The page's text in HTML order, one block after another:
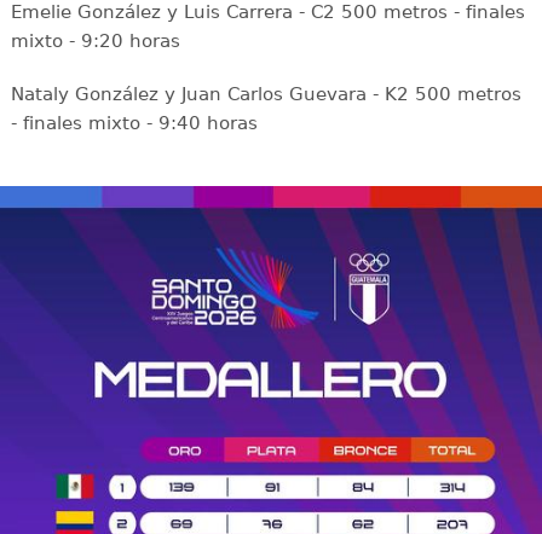
Emelie González y Luis Carrera - C2 500 metros - finales
mixto - 9:20 horas
Nataly González y Juan Carlos Guevara - K2 500 metros
- finales mixto - 9:40 horas